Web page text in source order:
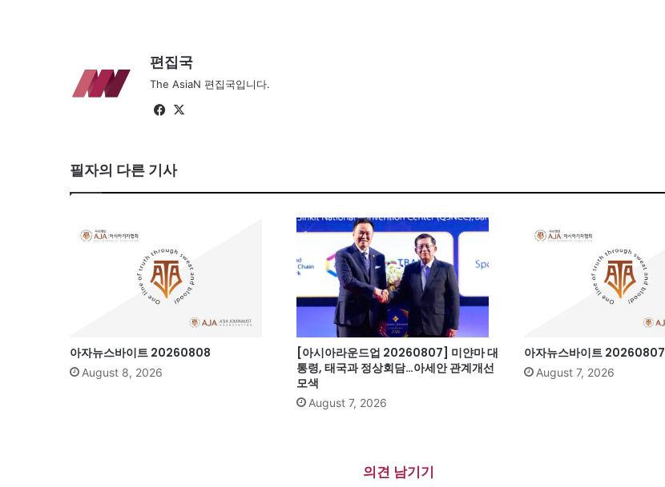
편집국
The AsiaN 편집국입니다.
Fa
ok
필자의 다른 기사
아자뉴스바이트 20260808
August 8, 2026
[아시아라운드업 20260807] 미얀마 대
통령, 태국과 정상회담…아세안 관계개선
모색
August 7, 2026
아자뉴스바이트 20260807
August 7, 2026
의견 남기기